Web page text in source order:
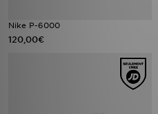
Nike P-6000
120,00€